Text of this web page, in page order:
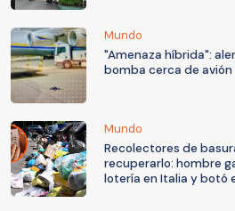
Mundo
"Amenaza híbrida":
bomba cerca de avión
Mundo
Recolectores de
recuperarlo: hombre
lotería en Italia y botó